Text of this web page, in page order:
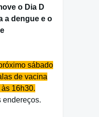
o Dia D
a dengue e o
sábado
de vacina
16h30.
endereços.